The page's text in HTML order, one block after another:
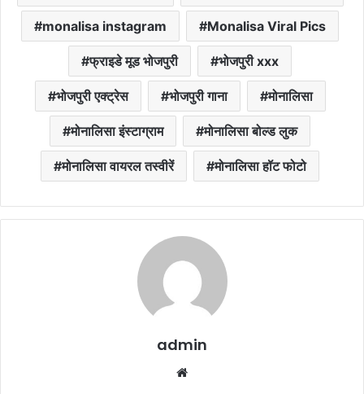
monalisa instagram Monalisa Viral Pics
फ्राइडे मूड भोजपुरी भोजपुरी xxx
भोजपुरी एक्ट्रेस भोजपुरी गाना मोनालिसा
मोनालिसा इंस्टाग्राम मोनालिसा बोल्ड लुक
मोनालिसा वायरल तस्वीरें मोनालिसा हॉट फोटो
admin